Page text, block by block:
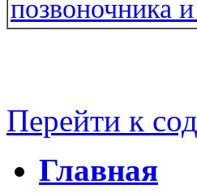
Перейти к
Главная